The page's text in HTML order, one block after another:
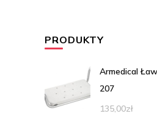
PRODUKTY
Armedical
207
135,00zł